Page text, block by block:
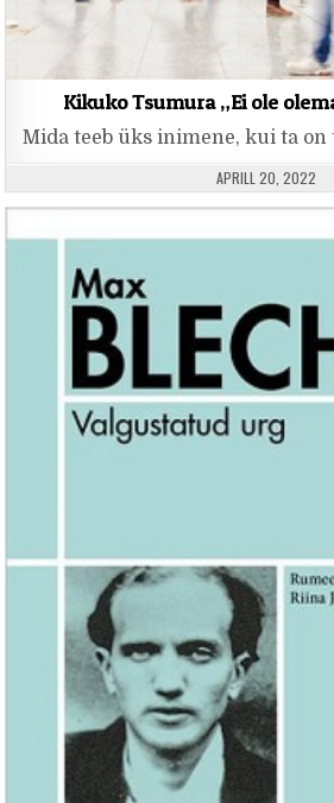
Kikuko Tsumura „Ei ole
Mida teeb üks inimene, kui ta on
PUBLISHED DATE:
APRILL 20, 2022